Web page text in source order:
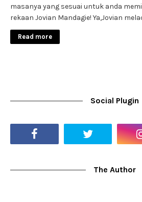
masanya yang sesuai untuk anda
rekaan Jovian Mandagie! Ya,Jovian
Read more
Social Plugin
The Author